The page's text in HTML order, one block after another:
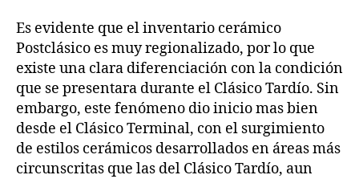
Es evidente que el inventario cerámico
Postclásico es muy regionalizado, por lo que
existe una clara diferenciación con la condición
que se presentara durante el Clásico Tardío. Sin
embargo, este fenómeno dio inicio mas bien
desde el Clásico Terminal, con el surgimiento
de estilos cerámicos desarrollados en áreas más
circunscritas que las del Clásico Tardío, aun